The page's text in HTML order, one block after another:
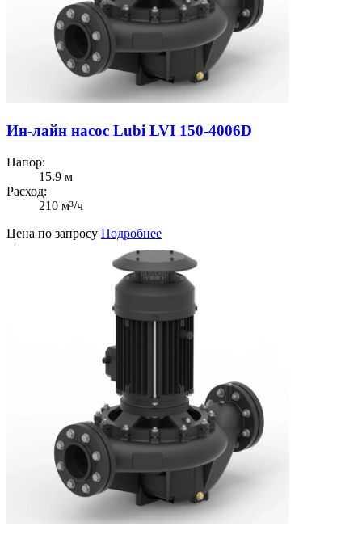
Ин-лайн насос Lubi LVI 150-4006D
Напор:
15.9 м
Расход:
210 м³/ч
Цена по запросу Подробнее